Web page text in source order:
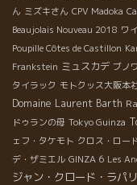
ん ミズキさん CPV Madoka
Beaujolais Nouveau 2018 ワ
Poupille Côtes de Castillon
Frankstein ミュスカデ ブノワ
タイラック モトクッス大阪本
Domaine Laurent Barth
ドゥランの母 Tokyo Guinza
ェフ・タケモト クロス・ロー
デ・ザミエル GINZA 6 Les
ジャン・クロード・ラパ